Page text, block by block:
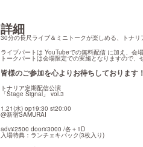
詳細
30分の長尺ライブ＆ミニトークが楽しめる、トナ
ライブパートは YouTubeでの無料配信 に加え、会
トークパートは会場限定での実施となりますので、
皆様のご参加を心よりお待ちしております！
トナリア定期配信公演
「Stage Signal」 vol.3
1.21(水) op19:30 st20:00
@新宿SAMURAI
adv¥2500 door¥3000 /各＋1D
入場特典：ランチェキパック(3枚入り)